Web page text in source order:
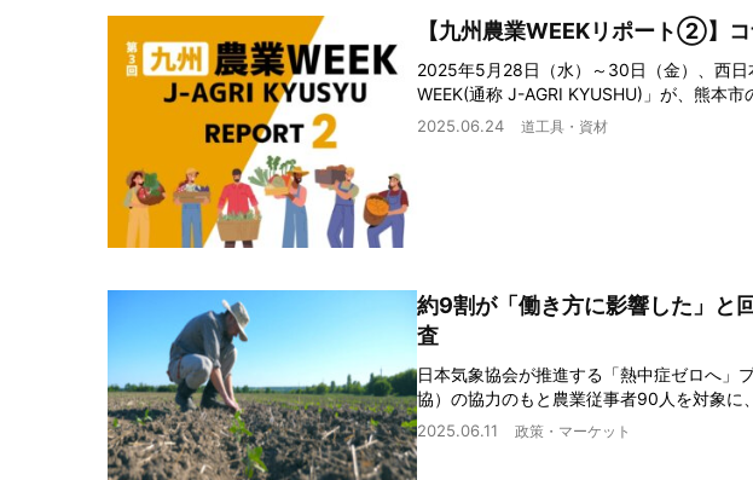
【九州農業WEEKリポート②】
2025年5月28日（水）～30日（金）、西
WEEK(通称 J-AGRI KYUSHU)」が、熊本
2025.06.24 道工具・資材
約9割が「働き方に影響した」と
査
日本気象協会が推進する「熱中症ゼロへ」
協）の協力のもと農業従事者90人を対象
2025.06.11 政策・マーケット